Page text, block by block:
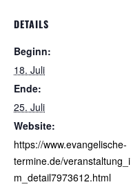
DETAILS
Beginn:
18. Juli
Ende:
25. Juli
Website:
https://www.evangelische-
termine.de/veranstaltung_i
m_detail7973612.html